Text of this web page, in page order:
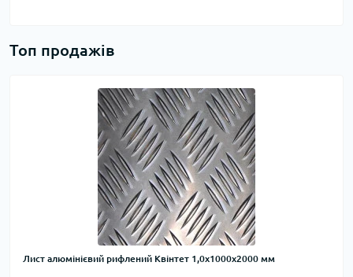
Топ продажів
Лист алюмінієвий рифлений Квінтет 1,0х1000х2000 мм